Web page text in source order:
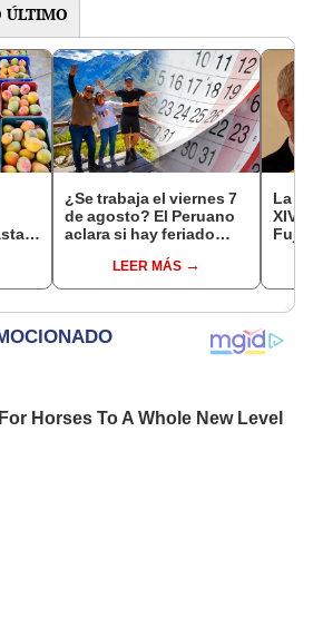
ÚLTIMO
y
¿Se trabaja el viernes 7
de agosto? El Peruano
aclara si hay feriado
del 6 de agosto
LEER MÁS
La
XIV